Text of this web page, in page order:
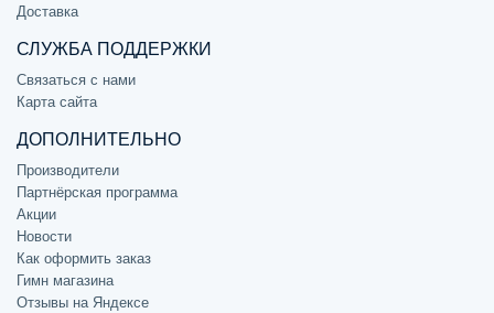
Доставка
СЛУЖБА ПОДДЕРЖКИ
Связаться с нами
Карта сайта
ДОПОЛНИТЕЛЬНО
Производители
Партнёрская программа
Акции
Новости
Как оформить заказ
Гимн магазина
Отзывы на Яндексе